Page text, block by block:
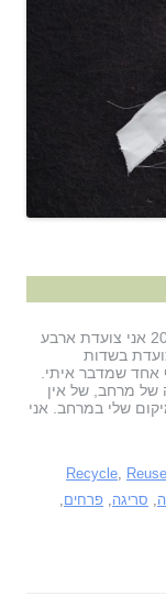
פורסם לראשונה ב"תפוז" בתאריך 9 נובמבר 2010 אני צועדת ארבע
בשדות
אחד שמדבר איתי.
של מרחב, של אין
שלי במרחב. אני
Recycle, Reuse
, סריגה, פרחים,